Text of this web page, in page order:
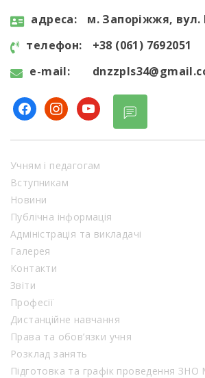
aдресa:
м. Запоріжжя, вул.
телефон:
+38 (061) 7692051
e-mail:
facebookinstagram
youtube
Учням і педагогам
Вступникам
Новини
Публічна інформація
Адміністрація та викладачі
Галерея
Контакти
Звіти
Професії
Дистанційне навчання
Права та обов’язки учня
Розклад занять
Підготовка та графік проведення